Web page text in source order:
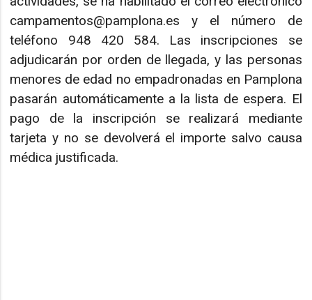
campamentos@pamplona.es y el número de
teléfono 948 420 584. Las inscripciones se
adjudicarán por orden de llegada, y las personas
menores de edad no empadronadas en Pamplona
pasarán automáticamente a la lista de espera. El
pago de la inscripción se realizará mediante
tarjeta y no se devolverá el importe salvo causa
médica justificada.